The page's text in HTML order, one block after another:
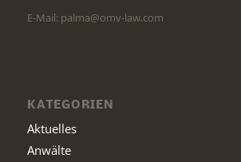
E-Mail: palma@omv-law.com
KATEGORIEN
Aktuelles
Anwälte